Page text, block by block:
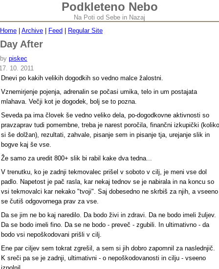
Podkleteno Nebo
Na Poti od Sebe in Nazaj
Home
Archive Feed Regular Site
Day After
by piskec
10. 2011
Dnevi po kakih velikih dogodkih so vedno malce žalostni.
Vznemirjenje pojenja, adrenalin se počasi umika, telo in um postajata
mlahava. Večji kot je dogodek, bolj se to pozna.
Seveda pa ima človek še vedno veliko dela, po-dogodkovne aktivnosti so
pravzaprav tudi pomembne, treba je narest poročila, finančni izkupički (koliko
si še dolžan), rezultati, zahvale, pisanje sem in pisanje tja, urejanje slik in
bogve kaj še vse.
Že samo za uredit 800+ slik bi rabil kake dva tedna...
V trenutku, ko je zadnji tekmovalec prišel v soboto v cilj, je meni vse dol
padlo. Napetost je pač rasla, kar nekaj tednov se je nabirala in na koncu so
vsi tekmovalci kar nekako "tvoji". Saj dobesedno ne skrbiš za njih, a vseeno
se čutiš odgovornega prav za vse.
Da se jim ne bo kaj naredilo. Da bodo živi in zdravi. Da ne bodo imeli žuljev.
Da se bodo imeli fino. Da se ne bodo - preveč - zgubili. In ultimativno - da
bodo vsi nepoškodovani prišli v cilj.
Ene par ciljev sem tokrat zgrešil, a sem si jih dobro zapomnil za naslednjič.
K sreči pa se je zadnji, ultimativni - o nepoškodovanosti in cilju - vseeno